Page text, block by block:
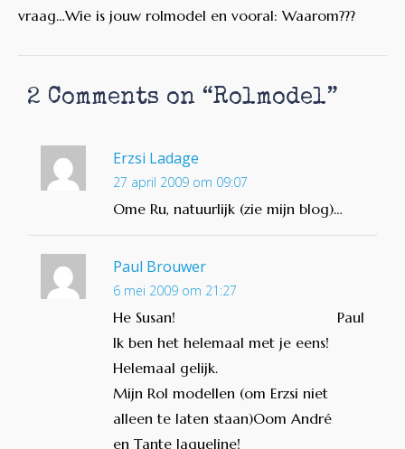
vraag…Wie is jouw rolmodel en vooral: Waarom???
2 Comments on “Rolmodel”
Erzsi Ladage
27 april 2009 om 09:07
Ome Ru, natuurlijk (zie mijn blog)…
Paul Brouwer
6 mei 2009 om 21:27
He Susan!
Ik ben het helemaal met je eens!
Helemaal gelijk.
Mijn Rol modellen (om Erzsi niet
alleen te laten staan)Oom André
en Tante Jaqueline!
Paul